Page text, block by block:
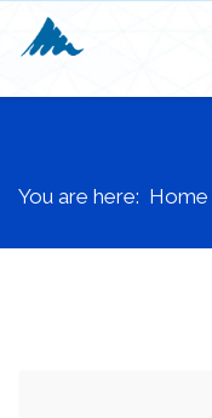
You are here: Home